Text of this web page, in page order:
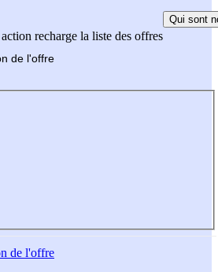
recharge la liste des offres
Qui sont
de l'offre
de l'offre